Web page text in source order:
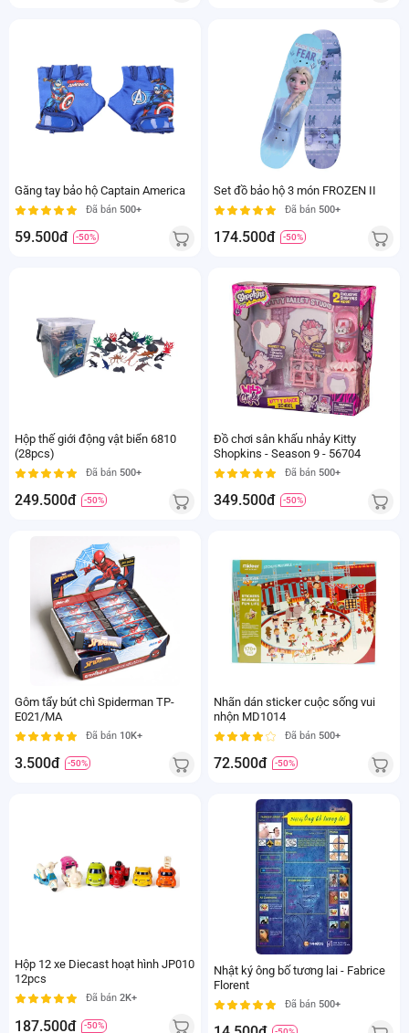
Găng tay bảo hộ Captain America
Đã bán 500+
59.500đ -50%
Set đồ bảo hộ 3 món FROZEN II
Đã bán 500+
174.500đ -50%
Hộp thế giới động vật biển 6810
(28pcs)
Đã bán 500+
249.500đ -50%
Đồ chơi sân khấu nhảy Kitty
Shopkins - Season 9 - 56704
Đã bán 500+
349.500đ -50%
Gôm tẩy bút chì Spiderman TP-
E021/MA
Đã bán 10K+
3.500đ -50%
Nhãn dán sticker cuộc sống vui
nhộn MD1014
Đã bán 500+
72.500đ -50%
Hộp 12 xe Diecast hoạt hình JP010
12pcs
Đã bán 2K+
187.500đ -50%
Nhật ký ông bố tương lai - Fabrice
Florent
Đã bán 500+